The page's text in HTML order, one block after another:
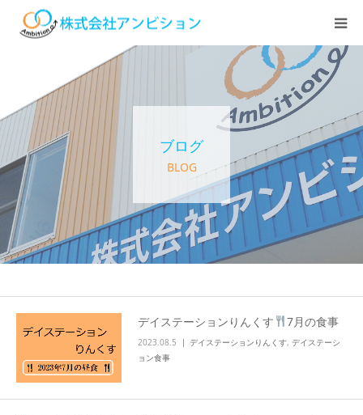
ブログ
BLOG
デイステーションりんくす 7月の食事
2023.08.5 デイステーションりんくす, デイステーシ
ョン食事
アンビションについて
サービス紹介
デイステーション
居宅介護・訪問介護
快護ラボ知技心
求人情報